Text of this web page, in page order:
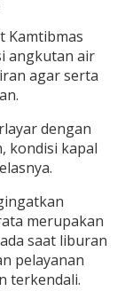
Kamtibmas
angkutan air
agar serta
dengan
kondisi kapal
merupakan
saat liburan
pelayanan
terkendali.